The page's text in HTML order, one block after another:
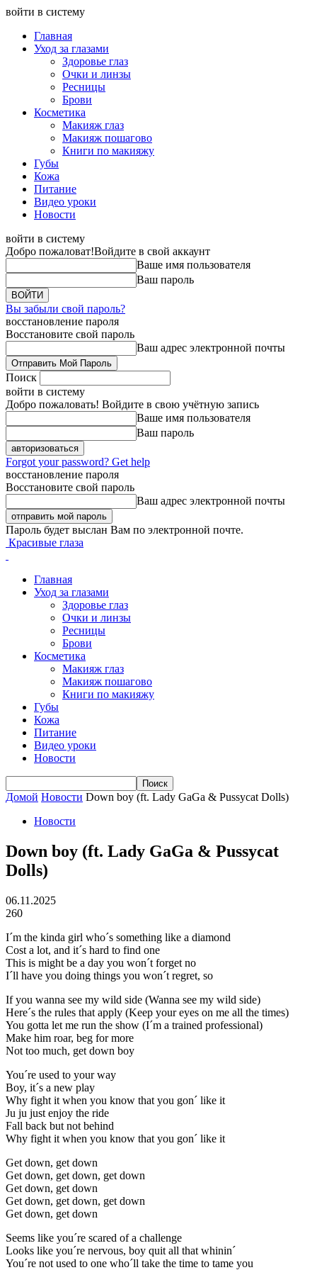
войти в систему
Главная
Уход за глазами
Здоровье глаз
Очки и линзы
Ресницы
Брови
Косметика
Макияж глаз
Макияж пошагово
Книги по макияжу
Губы
Кожа
Питание
Видео уроки
Новости
войти в систему
Добро пожаловат!Войдите в свой аккаунт
Ваше имя пользователя
Ваш пароль
Вы забыли свой пароль?
восстановление пароля
Восстановите свой пароль
Ваш адрес электронной почты
Поиск
войти в систему
Добро пожаловать! Войдите в свою учётную запись
Ваше имя пользователя
Ваш пароль
Forgot your password? Get help
восстановление пароля
Восстановите свой пароль
Ваш адрес электронной почты
Пароль будет выслан Вам по электронной почте.
Красивые глаза
Главная
Уход за глазами
Здоровье глаз
Очки и линзы
Ресницы
Брови
Косметика
Макияж глаз
Макияж пошагово
Книги по макияжу
Губы
Кожа
Питание
Видео уроки
Новости
Домой Новости Down boy (ft. Lady GaGa & Pussycat Dolls)
Новости
Down boy (ft. Lady GaGa & Pussycat
Dolls)
06.11.2025
260
I´m the kinda girl who´s something like a diamond
Cost a lot, and it´s hard to find one
This is might be a day you won´t forget no
I´ll have you doing things you won´t regret, so
If you wanna see my wild side (Wanna see my wild side)
Here´s the rules that apply (Keep your eyes on me all the times)
You gotta let me run the show (I´m a trained professional)
Make him roar, beg for more
Not too much, get down boy
You´re used to your way
Boy, it´s a new play
Why fight it when you know that you gon´ like it
Ju ju just enjoy the ride
Fall back but not behind
Why fight it when you know that you gon´ like it
Get down, get down
Get down, get down, get down
Get down, get down
Get down, get down, get down
Get down, get down
Seems like you´re scared of a challenge
Looks like you´re nervous, boy quit all that whinin´
You´re not used to one who´ll take the time to tame you